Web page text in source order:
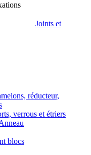
Joints et
réducteur,
verrous et étriers
blocs